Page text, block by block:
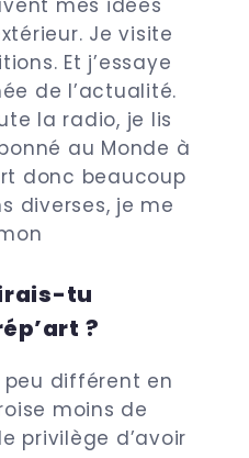
mes idées
Je visite
Et j’essaye
de l’actualité.
la radio, je lis
au Monde à
donc beaucoup
diverses, je me
tu
?
peu différent en
moins de
privilège d’avoir